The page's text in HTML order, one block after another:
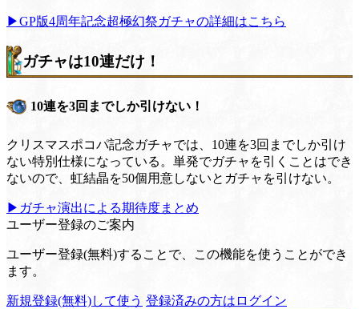
▶GP版4周年記念超極幻祭ガチャの詳細はこちら
ガチャは10連だけ！
10連を3回までしか引けない！
クリスマスポコパ記念ガチャでは、10連を3回までしか引け
ない特別仕様になっている。単発でガチャを引くことはでき
ないので、虹結晶を50個用意しないとガチャを引けない。
▶ガチャ演出による期待度まとめ
ユーザー登録のご案内
ユーザー登録(無料)することで、この機能を使うことができ
ます。
新規登録(無料)して使う 登録済みの方はログイン